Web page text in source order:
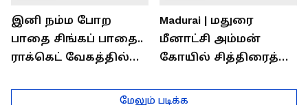
இனி நம்ம போற
பாதை சிங்கப் பாதை..
ராக்கெட் வேகத்தில்
திருச்சியில்
Madurai | மதுரை
மீனாட்சி அம்மன்
கோயில் சித்திரைத்
கோலாகலம்!
மேலும் படிக்க